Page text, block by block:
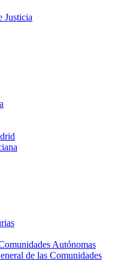
Justicia
Autónomas
de las Comunidades